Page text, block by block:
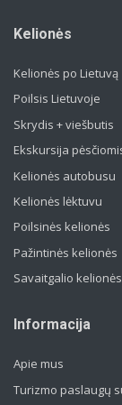
Kelionės
Kelionės po Lietuvą
Poilsis Lietuvoje
Skrydis + viešbutis
Ekskursija
Kelionės autobusu
Kelionės lėktuvu
Poilsinės kelionės
Pažintinės kelionės
Savaitgalio kelionės
Informacija
Apie mus
Turizmo paslaugų